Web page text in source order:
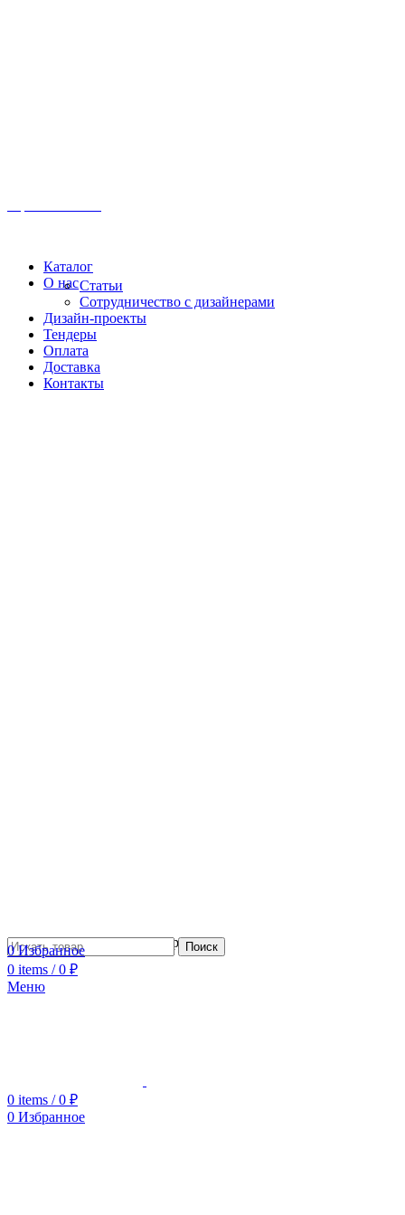
Каталог
О насСтатьи
Сотрудничество с дизайнерами
Дизайн-проекты
Тендеры
Оплата
Доставка
Контакты
Сотрудничество с дизайнерамиПоиск
0Избранное
0 items / 0 ₽
Меню
0 items / 0 ₽
0 Избранное